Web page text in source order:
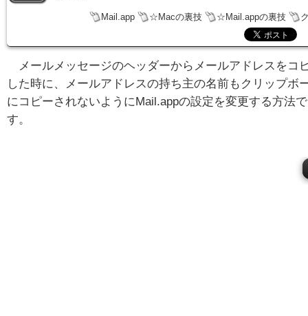
Mail.app ☆Macの裏技 ☆Mail.appの裏技
メールメッセージのヘッダーからメールアドレスをコ
した時に、メールアドレスの持ち主の名前もクリップボ
にコピーされないようにMail.appの設定を変更する方法で
す。